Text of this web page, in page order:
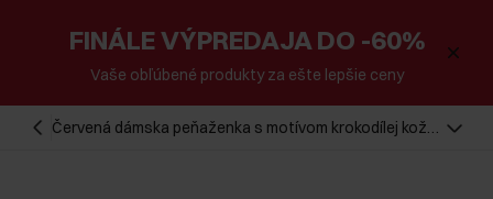
FINÁLE VÝPREDAJA DO -60%
Vaše obľúbené produkty za ešte lepšie ceny
Červená dámska peňaženka s motívom krokodílej kože